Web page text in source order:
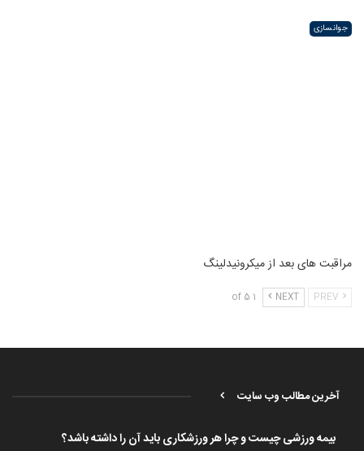
جوانسازی
مراقبت های بعد از میکرونیدلینگ
NEXT
1 of 5
آخرین مطالب وب سایت
بیمه ورزشی چیست و چرا هر ورزشکاری باید آن را داشته باشد؟